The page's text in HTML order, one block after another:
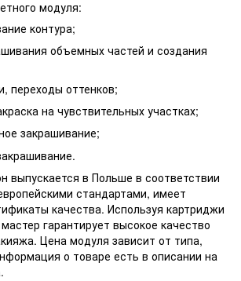
модуля:
контура;
объемных частей и создания
переходы оттенков;
на чувствительных участках;
закрашивание;
выпускается в Польше в соответствии
стандартами, имеет
качества. Используя картриджи
гарантирует высокое качество
Цена модуля зависит от типа,
о товаре есть в описании на